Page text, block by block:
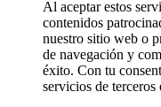
Al aceptar estos
contenidos
nuestro sitio web o
de navegación y
éxito. Con tu
servicios de terceros